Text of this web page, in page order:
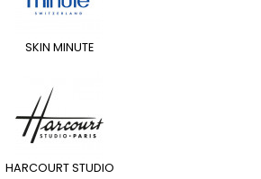
SKIN MINUTE
HARCOURT STUDIO